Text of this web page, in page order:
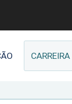
CARREIRA